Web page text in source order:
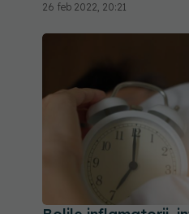
26 feb 2022, 20:21